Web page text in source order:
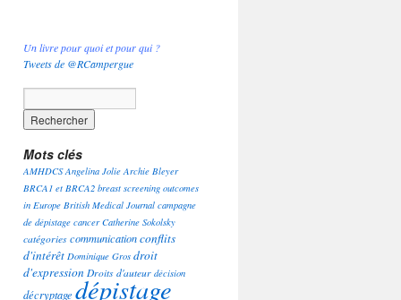
Un livre pour quoi et pour qui ?
Tweets de @RCampergue
Mots clés
AMHDCS Angelina Jolie Archie Bleyer
BRCA1 et BRCA2 breast screening outcomes
in Europe British Medical Journal campagne
de dépistage cancer Catherine Sokolsky
catégories communicationconflits
d'intérêt Dominique Gros droit
d'expression Droits d'auteur décision
décryptage dépistage